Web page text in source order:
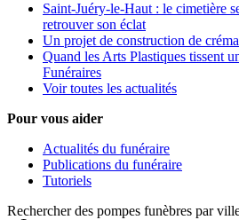
Saint-Juéry-le-Haut : le cimetière
retrouver son éclat
Un projet de construction de
Quand les Arts Plastiques tissent
Funéraires
Voir toutes les actualités
Pour vous aider
Actualités du funéraire
Publications du funéraire
Tutoriels
Rechercher des pompes funèbres par